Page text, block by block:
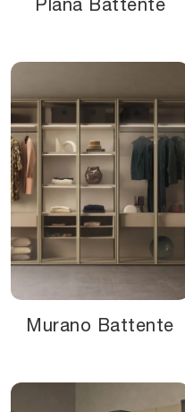
Murano Battente